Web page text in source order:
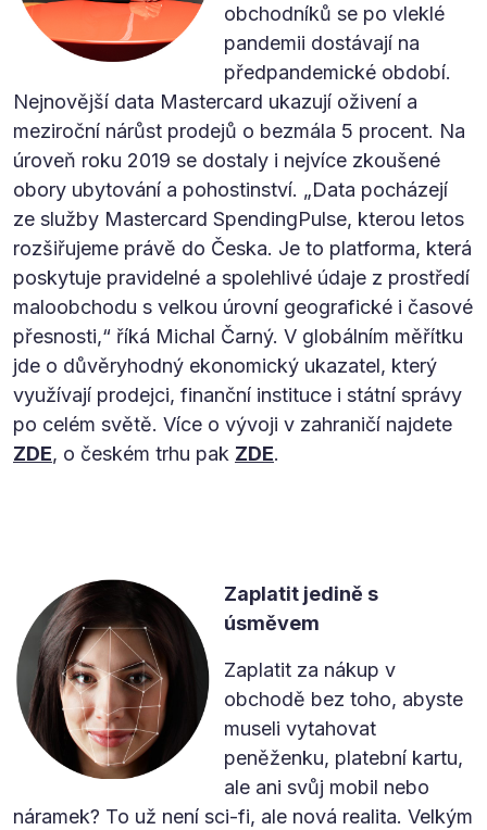
obchodníků se po vleklé
pandemii dostávají na
předpandemické období.
Nejnovější data Mastercard ukazují oživení a
meziroční nárůst prodejů o bezmála 5 procent. Na
úroveň roku 2019 se dostaly i nejvíce zkoušené
obory ubytování a pohostinství. „Data pocházejí
ze služby Mastercard SpendingPulse, kterou letos
rozšiřujeme právě do Česka. Je to platforma, která
poskytuje pravidelné a spolehlivé údaje z prostředí
maloobchodu s velkou úrovní geografické i časové
přesnosti,“ říká Michal Čarný. V globálním měřítku
jde o důvěryhodný ekonomický ukazatel, který
využívají prodejci, finanční instituce i státní správy
po celém světě. Více o vývoji v zahraničí najdete
ZDE, o českém trhu pak ZDE.
Zaplatit jedině s
úsměvem
Zaplatit za nákup v
obchodě bez toho, abyste
museli vytahovat
peněženku, platební kartu,
ale ani svůj mobil nebo
náramek? To už není sci-fi, ale nová realita. Velkým